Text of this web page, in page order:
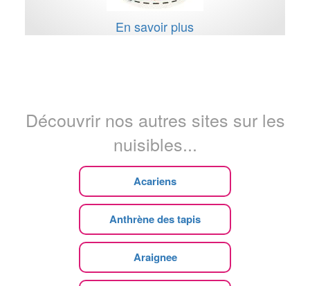
En savoir plus
Découvrir nos autres sites sur les
nuisibles...
Acariens
Anthrène des tapis
Araignee